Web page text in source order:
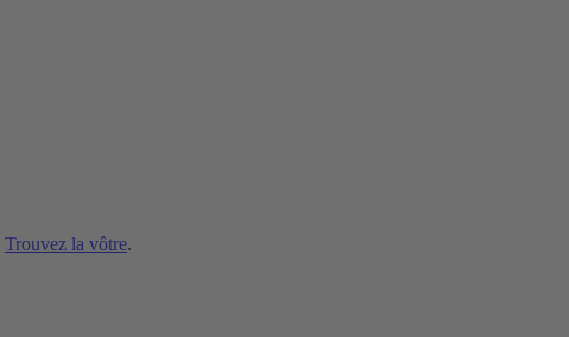
Trouvez la vôtre.